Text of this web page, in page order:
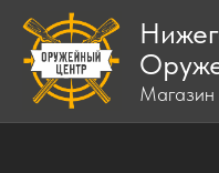
Магазин